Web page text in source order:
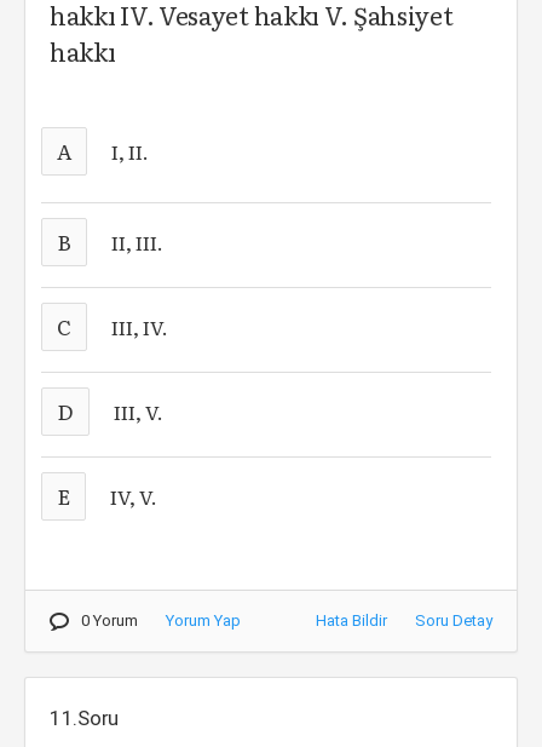
hakkı IV. Vesayet hakkı V. Şahsiyet
hakkı
A I, II.
B II, III.
C III, IV.
D III, V.
E IV, V.
0 Yorum Yorum Yap Hata Bildir Soru Detay
11.Soru